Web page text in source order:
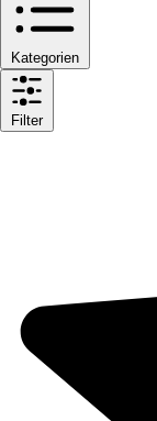
Kategorien
Filter